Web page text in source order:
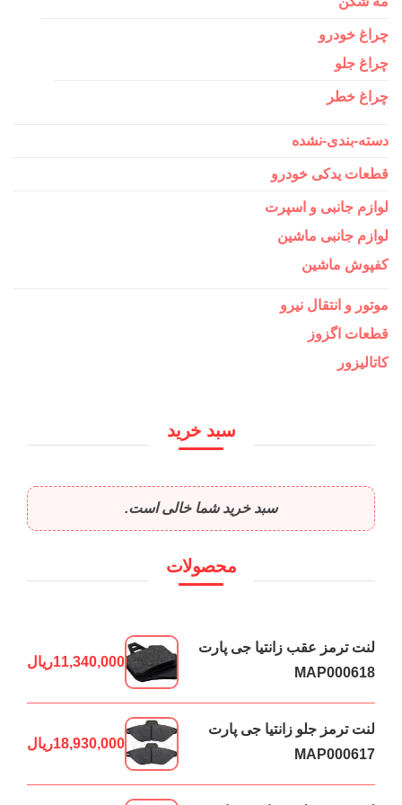
چراغ خودرو
چراغ جلو
چراغ خطر
دسته-بندی-نشده
قطعات یدکی خودرو
لوازم جانبی و اسپرت
لوازم جانبی ماشین
کفپوش ماشین
موتور و انتقال نیرو
قطعات اگزوز
کاتالیزور
سبد خرید
سبد خرید شما خالی است.
محصولات
لنت ترمز عقب زانتیا جی پارت
MAP000618
11,340,000ریال
لنت ترمز جلو زانتیا جی پارت
MAP000617
18,930,000ریال